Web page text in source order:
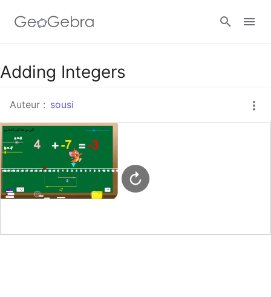
Google Classroom
Classe GeoGebra
Adding Integers
Auteur : sousi